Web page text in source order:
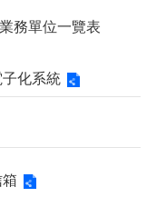
務單位一覽表
化系統